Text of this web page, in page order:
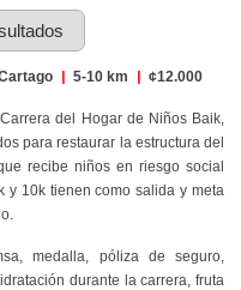
| 5-10 km | ¢12.000
del Hogar de Niños Baik,
para restaurar la estructura del
recibe niños en riesgo social
y 10k tienen como salida y meta
medalla, póliza de seguro,
durante la carrera, fruta